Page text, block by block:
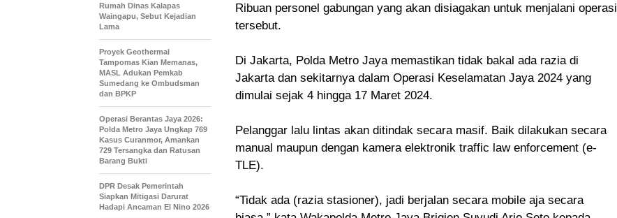
Ribuan personel gabungan yang akan disiagakan untuk menjalani operasi
tersebut.
Di Jakarta, Polda Metro Jaya memastikan tidak bakal ada razia di
Jakarta dan sekitarnya dalam Operasi Keselamatan Jaya 2024 yang
dimulai sejak 4 hingga 17 Maret 2024.
Pelanggar lalu lintas akan ditindak secara masif. Baik dilakukan secara
manual maupun dengan kamera elektronik traffic law enforcement (e-
TLE).
“Tidak ada (razia stasioner), jadi berjalan secara mobile aja secara
Rumah Dinas Kalapas
Waingapu, Sebut Kejadian
Lama
Proyek Geothermal
Tampomas Kian Memanas,
MASL Adukan Pemkab
Sumedang ke Ombudsman
dan BPKP
Operasi Berantas Jaya 2026:
Polda Metro Jaya Ungkap 769
Kasus Curanmor, Amankan
729 Tersangka dan Ratusan
Barang Bukti
DPR Desak Pemerintah
Siapkan Mitigasi Darurat
Hadapi Ancaman El Nino 2026